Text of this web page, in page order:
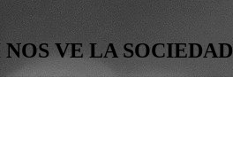
VE LA SOCIEDAD